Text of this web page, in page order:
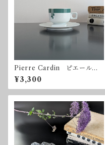
Pierre Cardin ピエール・
カルダン ノリタケ カップ
＆ソーサー
¥3,300